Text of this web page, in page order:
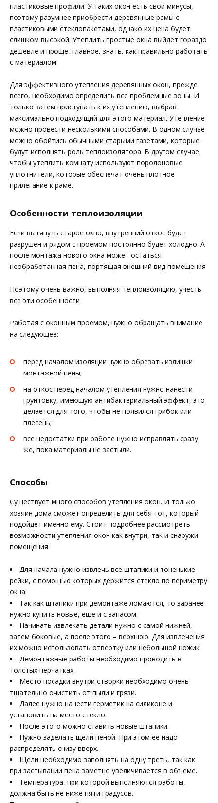
пластиковые профили. У таких окон есть свои минусы,
поэтому разумнее приобрести деревянные рамы с
пластиковыми стеклопакетами, однако их цена будет
слишком высокой. Утеплить простые окна выйдет гораздо
дешевле и проще, главное, знать, как правильно работать
с материалом.
Для эффективного утепления деревянных окон, прежде
всего, необходимо определить все проблемные зоны. И
только затем приступать к их утеплению, выбрав
максимально подходящий для этого материал. Утепление
можно провести несколькими способами. В одном случае
можно обойтись обычными старыми газетами, которые
будут исполнять роль теплоизолятора. В другом случае,
чтобы утеплить комнату используют поролоновые
уплотнители, которые обеспечат очень плотное
прилегание к раме.
Особенности теплоизоляции
Если вытянуть старое окно, внутренний откос будет
разрушен и рядом с проемом постоянно будет холодно. А
после монтажа нового окна может остаться
необработанная пена, портящая внешний вид помещения
Поэтому очень важно, выполняя теплоизоляцию, учесть
все эти особенности
Работая с оконным проемом, нужно обращать внимание
на следующее:
перед началом изоляции нужно обрезать излишки
монтажной пены;
на откос перед началом утепления нужно нанести
грунтовку, имеющую антибактериальный эффект, это
делается для того, чтобы не появился грибок или
плесень;
все недостатки при работе нужно исправлять сразу
же, пока материалы не застыли.
Способы
Существует много способов утепления окон. И только
хозяин дома сможет определить для себя тот, который
подойдет именно ему. Стоит подробнее рассмотреть
возможности утепления окон как внутри, так и снаружи
помещения.
Для начала нужно извлечь все штапики и тоненькие
рейки, с помощью которых держится стекло по периметру
окна.
Так как штапики при демонтаже ломаются, то заранее
нужно купить новые, еще и с запасом.
Начинать извлекать детали нужно с самой нижней,
затем боковые, а после этого – верхнюю. Для извлечения
их можно использовать отвертку или небольшой ножик.
Демонтажные работы необходимо проводить в
толстых перчатках.
Место посадки внутри створки необходимо очень
тщательно очистить от пыли и грязи.
Далее нужно нанести герметик на силиконе и
установить на место стекло.
После этого можно ставить новые штапики.
Нужно заделать щели пеной. При этом ее надо
распределять снизу вверх.
Щели необходимо заполнять на одну треть, так как
при застывании пена заметно увеличивается в объеме.
Температура, при которой выполняются работы,
должна быть не ниже пяти градусов.